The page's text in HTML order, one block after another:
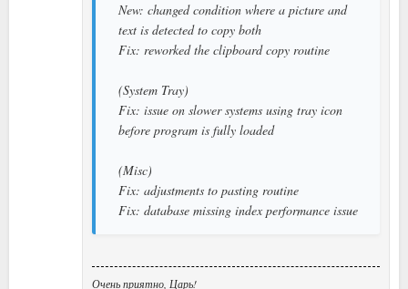
New: changed condition where a picture and
text is detected to copy both
Fix: reworked the clipboard copy routine
(System Tray)
Fix: issue on slower systems using tray icon
before program is fully loaded
(Misc)
Fix: adjustments to pasting routine
Fix: database missing index performance issue
Очень приятно, Царь!